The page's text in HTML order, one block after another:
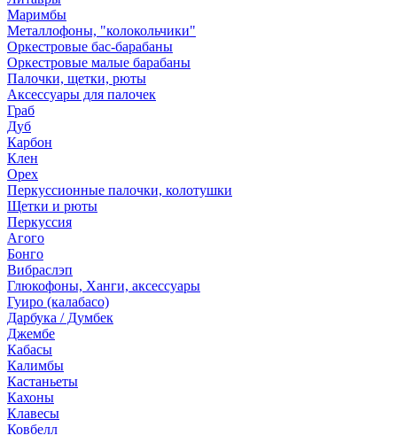
Маримбы
Металлофоны, "колокольчики"
Оркестровые бас-барабаны
Оркестровые малые барабаны
Палочки, щетки, рюты
Аксессуары для палочек
Граб
Дуб
Карбон
Клен
Орех
Перкуссионные палочки, колотушки
Щетки и рюты
Перкуссия
Агого
Бонго
Вибраслэп
Глюкофоны, Ханги, аксессуары
Гуиро (калабасо)
Дарбука / Думбек
Джембе
Кабасы
Калимбы
Кастаньеты
Кахоны
Клавесы
Ковбелл